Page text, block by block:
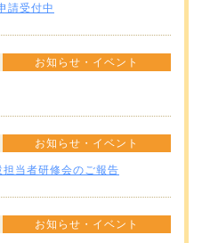
請受付中
お知らせ・イベント
お知らせ・イベント
当者研修会のご報告
お知らせ・イベント